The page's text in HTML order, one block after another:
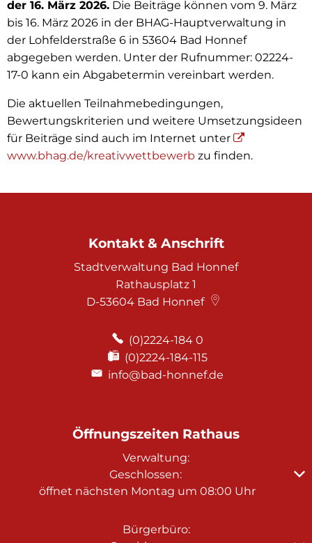
der 16. März 2026. Die Beiträge können vom 9. März
bis 16. März 2026 in der BHAG-Hauptverwaltung in
der Lohfelderstraße 6 in 53604 Bad Honnef
abgegeben werden. Unter der Rufnummer: 02224-
17-0 kann ein Abgabetermin vereinbart werden.
Die aktuellen Teilnahmebedingungen,
Bewertungskriterien und weitere Umsetzungsideen
für Beiträge sind auch im Internet unter
www.bhag.de/kreativwettbewerb zu finden.
Kontakt & Anschrift
Stadtverwaltung Bad Honnef
Rathausplatz 1
D-53604 Bad Honnef
(0)2224-184 0
(0)2224-184-115
info@bad-honnef.de
Öffnungszeiten Rathaus
Verwaltung:
Klicken, um weitere Öffnungs- oder Schließzeiten
Geschlossen:
öffnet nächsten Montag um 08:00 Uhr
Bürgerbüro: